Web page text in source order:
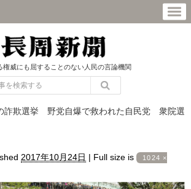
権威にも屈することのない人民の言論機関
詐欺選挙 野党自爆で救われた自民党 衆院選
2017年10月24日 | Full size is 1024 ×